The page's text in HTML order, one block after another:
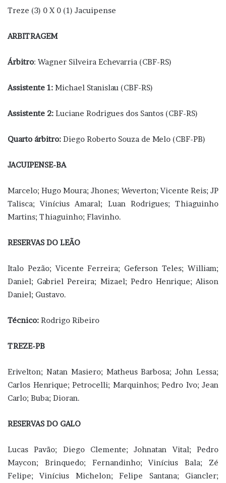
Treze (3) 0 X 0 (1) Jacuipense
ARBITRAGEM
Árbitro: Wagner Silveira Echevarria (CBF-RS)
Assistente 1: Michael Stanislau (CBF-RS)
Assistente 2: Luciane Rodrigues dos Santos (CBF-RS)
Quarto árbitro: Diego Roberto Souza de Melo (CBF-PB)
JACUIPENSE-BA
Marcelo; Hugo Moura; Jhones; Weverton; Vicente Reis; JP
Talisca; Vinícius Amaral; Luan Rodrigues; Thiaguinho
Martins; Thiaguinho; Flavinho.
RESERVAS DO LEÃO
Italo Pezão; Vicente Ferreira; Geferson Teles; William;
Daniel; Gabriel Pereira; Mizael; Pedro Henrique; Alison
Daniel; Gustavo.
Técnico: Rodrigo Ribeiro
TREZE-PB
Erivelton; Natan Masiero; Matheus Barbosa; John Lessa;
Carlos Henrique; Petrocelli; Marquinhos; Pedro Ivo; Jean
Carlo; Buba; Dioran.
RESERVAS DO GALO
Lucas Pavão; Diego Clemente; Johnatan Vital; Pedro
Maycon; Brinquedo; Fernandinho; Vinícius Bala; Zé
Felipe; Vinícius Michelon; Felipe Santana; Giancler;